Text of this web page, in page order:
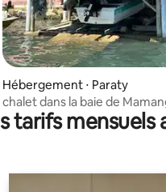
sur la base de 52
Hébergement ⋅ Paraty
chalet dans la baie de
tarifs mensuels